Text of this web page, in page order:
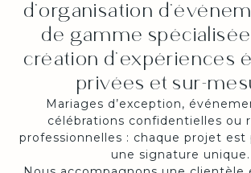
d’organisation
de gamme spécialisée
création d’expériences
privées et sur-
Mariages d’exception,
célébrations confidentielles ou
professionnelles : chaque projet est
une signature unique.